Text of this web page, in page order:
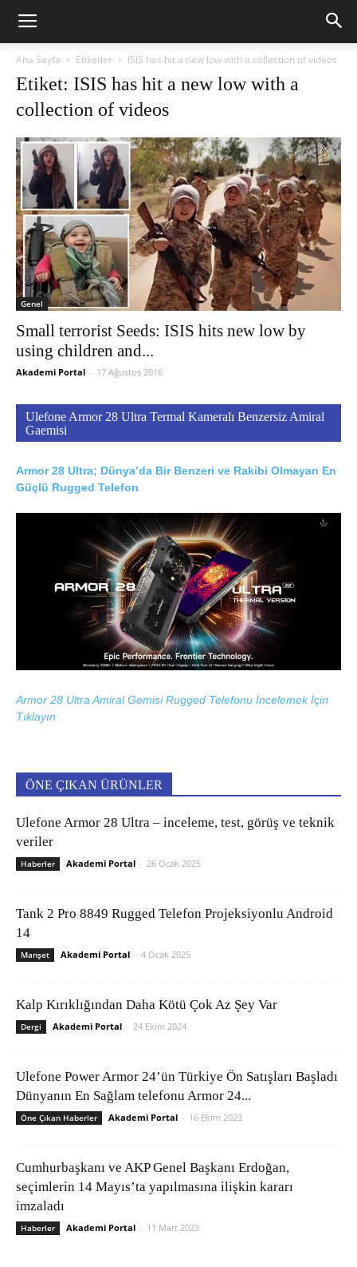
Ana Sayfa Etiketler ISIS has hit a new low with a collection of videos
Etiket: ISIS has hit a new low with a
collection of videos
Genel
Small terrorist Seeds: ISIS hits new low by
using children and...
Akademi Portal - 17 Ağustos 2016
Ulefone Armor 28 Ultra Termal Kameralı Benzersiz Amiral
Gaemisi
Armor 28 Ultra; Dünya’da Bir Benzeri ve Rakibi Olmayan En
Güçlü Rugged Telefon
Armor 28 Ultra Amiral Gemisi Rugged Telefonu İncelemek İçin
Tıklayın
ÖNE ÇIKAN ÜRÜNLER
Ulefone Armor 28 Ultra – inceleme, test, görüş ve teknik
veriler
Haberler Akademi Portal - 26 Ocak 2025
Tank 2 Pro 8849 Rugged Telefon Projeksiyonlu Android
14
Manşet Akademi Portal - 4 Ocak 2025
Kalp Kırıklığından Daha Kötü Çok Az Şey Var
Dergi Akademi Portal - 24 Ekim 2024
Ulefone Power Armor 24’ün Türkiye Ön Satışları Başladı
Dünyanın En Sağlam telefonu Armor 24...
Öne Çıkan Haberler Akademi Portal - 16 Ekim 2023
Cumhurbaşkanı ve AKP Genel Başkanı Erdoğan,
seçimlerin 14 Mayıs’ta yapılmasına ilişkin kararı
imzaladı
Haberler Akademi Portal - 11 Mart 2023